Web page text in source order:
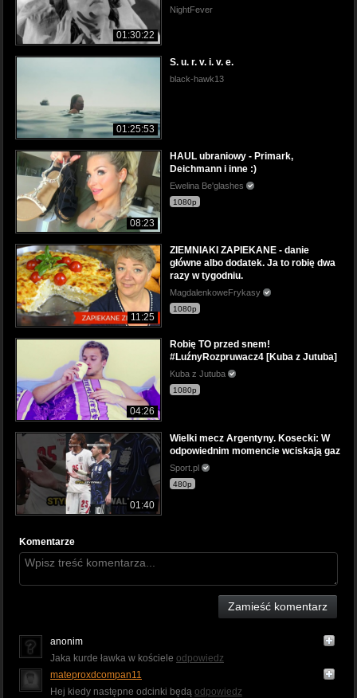
01:30:22
NightFever
01:25:53
S. u. r. v. i. v. e.
black-hawk13
08:23
HAUL ubraniowy - Primark,
Deichmann i inne :)
Ewelina Be'glashes
1080p
11:25
ZIEMNIAKI ZAPIEKANE - danie
główne albo dodatek. Ja to robię dwa
razy w tygodniu.
MagdalenkoweFrykasy
1080p
04:26
Robię TO przed snem!
#LuźnyRozpruwacz4 [Kuba z Jutuba]
Kuba z Jutuba
1080p
01:40
Wielki mecz Argentyny. Kosecki: W
odpowiednim momencie wciskają gaz
Sport.pl
480p
Komentarze
Zamieść komentarz
anonim
Jaka kurde ławka w kościele odpowiedz
mateproxdcompan11
Hej kiedy następne odcinki będą odpowiedz